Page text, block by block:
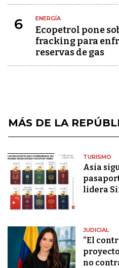
6 ENERGÍA
Ecopetrol pone
fracking para
reservas de gas
MÁS DE LA
TURISMO
Asia
lidera
JUDICIAL
“El
no